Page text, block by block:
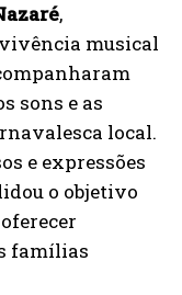
,
musical
sons e as
local.
e expressões
o objetivo
famílias